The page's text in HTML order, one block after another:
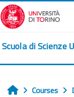
Skip to main content
Scuola di Scienze
Home
Courses